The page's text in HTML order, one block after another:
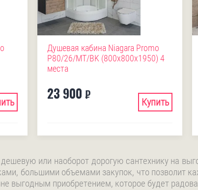
Душевая кабина Niagara Promo
P80/26/MT/BK (800х800х1950) 4
места
23 900 ₽
Купить
или наоборот дорогую сантехнику на
большими объемами закупок, что позволит
выгодным приобретением, которое будет